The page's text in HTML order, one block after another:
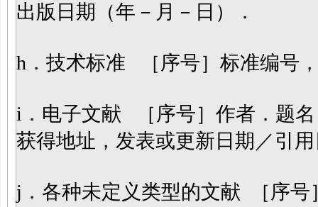
出版日期（年－月－日）．
h．技术标准 ［序号］标准编号
i．电子文献 ［序号］作者．题
获得地址，发表或更新日期／引
j．各种未定义类型的文献 ［序